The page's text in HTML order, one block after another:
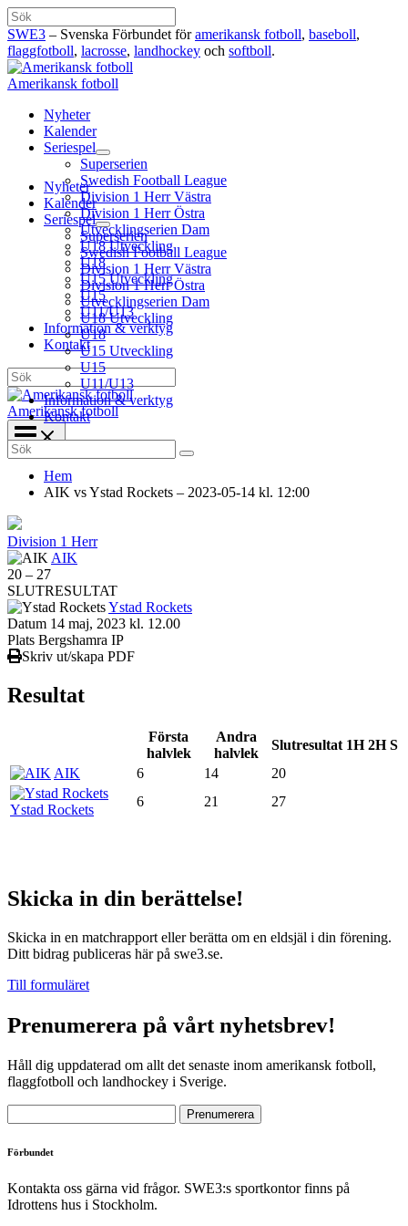
Hoppa
till
innehåll
Sök
SWE3 – Svenska Förbundet föramerikansk fotboll, baseboll,
flaggfotboll, lacrosse, landhockey och softboll.
Amerikansk fotboll
Nyheter
Kalender
Seriespel
Superserien
Swedish Football League
Division 1 Herr Västra
Division 1 Herr Östra
Utvecklingserien Dam
U18 Utveckling
U18
U15 Utveckling
U15
U11/U13
Information & verktyg
Kontakt
Sök
Amerikansk fotboll
Nyheter
Kalender
Seriespel
Superserien
Swedish Football League
Division 1 Herr Västra
Division 1 Herr Östra
Utvecklingserien Dam
U18 Utveckling
U18
U15 Utveckling
U15
U11/U13
Information & verktyg
Kontakt
Search
for:
Hem
AIK vs Ystad Rockets – 2023-05-14 kl. 12:00
Division 1 Herr
AIK
20 – 27
SLUTRESULTAT
Ystad Rockets
Datum 14 maj, 2023 kl. 12.00
Plats Bergshamra IP
Skriv ut/skapa PDF
Resultat
Första
halvlek
Andra
halvlek
Slutresultat 1H 2H S
AIK
6 14 20
Ystad Rockets
6 21 27
Skicka in din berättelse!
Skicka in en matchrapport eller berätta om en eldsjäl i din förening.
Ditt bidrag publiceras här på swe3.se.
Till formuläret
Prenumerera på vårt nyhetsbrev!
Håll dig uppdaterad om allt det senaste inom amerikansk fotboll,
flaggfotboll och landhockey i Sverige.
Förbundet
Kontakta oss gärna vid frågor. SWE3:s sportkontor finns på
Idrottens hus i Stockholm.